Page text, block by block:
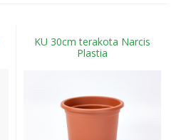
KU 30cm terakota Narcis
Plastia